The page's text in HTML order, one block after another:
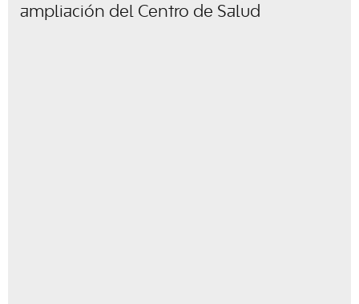
ampliación del Centro de Salud